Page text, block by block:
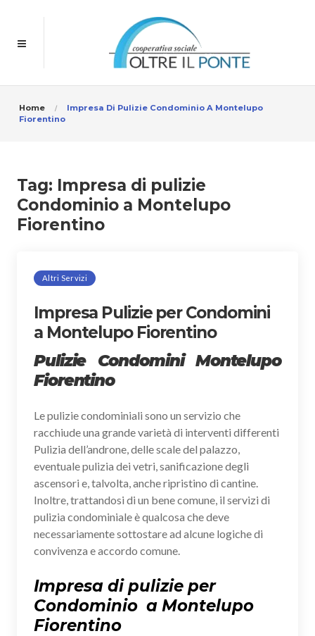
Home
Impresa Di Pulizie Condominio A Montelupo
Fiorentino
Tag: Impresa di pulizie
Condominio a Montelupo
Fiorentino
Altri Servizi
Impresa Pulizie per Condomini
a Montelupo Fiorentino
Pulizie Condomini Montelupo
Fiorentino
Le pulizie condominiali sono un servizio che
racchiude una grande varietà di interventi differenti
Pulizia dell’androne, delle scale del palazzo,
eventuale pulizia dei vetri, sanificazione degli
ascensori e, talvolta, anche ripristino di cantine.
Inoltre, trattandosi di un bene comune, il servizi di
pulizia condominiale è qualcosa che deve
necessariamente sottostare ad alcune logiche di
convivenza e accordo comune.
Impresa di pulizie per
Condominio a Montelupo
Fiorentino